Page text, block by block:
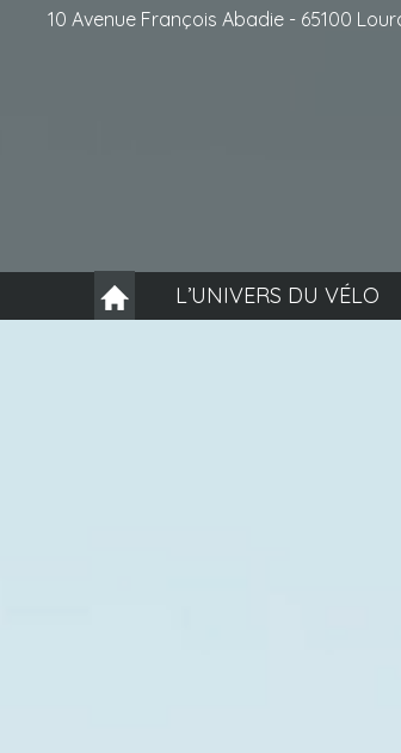
10 Avenue François Abadie - 65100
L’UNIVERS DU VÉLO